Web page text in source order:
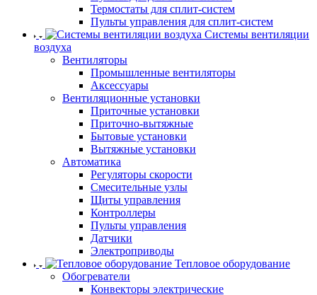
Термостаты для сплит-систем
Пульты управления для сплит-систем
Системы вентиляции
воздуха
Вентиляторы
Промышленные вентиляторы
Аксессуары
Вентиляционные установки
Приточные установки
Приточно-вытяжные
Бытовые установки
Вытяжные установки
Автоматика
Регуляторы скорости
Смесительные узлы
Щиты управления
Контроллеры
Пульты управления
Датчики
Электроприводы
Тепловое оборудование
Обогреватели
Конвекторы электрические